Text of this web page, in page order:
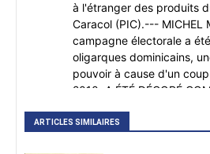
à l'étranger des produits
Caracol (PIC).--- MICHEL
campagne électorale a
oligarques dominicains,
pouvoir à cause d'un
2010, A ÉTÉ DÉCORÉ
FERNANDEZ. À la suite
ARTICLES SIMILAIRES